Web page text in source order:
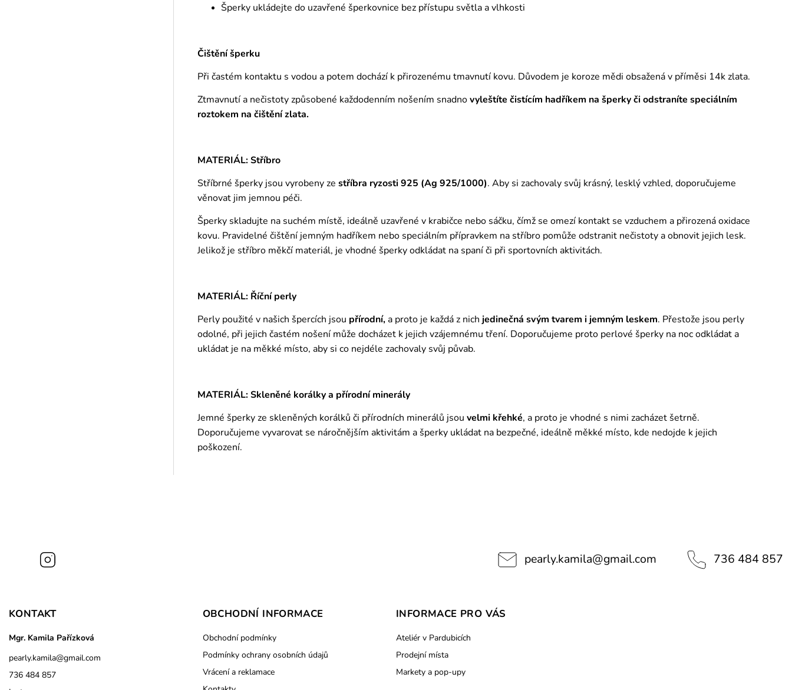
Šperky ukládejte do uzavřené šperkovnice bez přístupu světla a vlhkosti
Čištění šperku
Při častém kontaktu s vodou a potem dochází k přirozenému tmavnutí kovu. Důvodem je koroze mědi obsažená v příměsi 14k zlata.
Ztmavnutí a nečistoty způsobené každodenním nošením snadnovyleštíte čistícím hadříkem na šperky či odstraníte speciálním
roztokem na čištění zlata.
MATERIÁL: Stříbro
Stříbrné šperky jsou vyrobeny ze stříbra ryzosti 925 (Ag 925/1000). Aby si zachovaly svůj krásný, lesklý vzhled, doporučujeme
věnovat jim jemnou péči.
Šperky skladujte na suchém místě, ideálně uzavřené v krabičce nebo sáčku, čímž se omezí kontakt se vzduchem a přirozená oxidace
kovu. Pravidelné čištění jemným hadříkem nebo speciálním přípravkem na stříbro pomůže odstranit nečistoty a obnovit jejich lesk.
Jelikož je stříbro měkčí materiál, je vhodné šperky odkládat na spaní či při sportovních aktivitách.
MATERIÁL: Říční perly
Perly použité v našich špercích jsou přírodní,a proto je každá z nich jedinečná svým tvarem i jemným leskem. Přestože jsou perly
odolné, při jejich častém nošení může docházet k jejich vzájemnému tření. Doporučujeme proto perlové šperky na noc odkládat a
ukládat je na měkké místo, aby si co nejdéle zachovaly svůj půvab.
MATERIÁL: Skleněné korálky a přírodní minerály
Jemné šperky ze skleněných korálků či přírodních minerálů jsou velmi křehké, a proto je vhodné s nimi zacházet šetrně.
Doporučujeme vyvarovat se náročnějším aktivitám a šperky ukládat na bezpečné, ideálně měkké místo, kde nedojde k jejich
poškození.
pearly.kamila@gmail.com 736 484 857
KONTAKT
Mgr. Kamila Pařízková
pearly.kamila@gmail.com
736 484 857
OBCHODNÍ INFORMACE
Obchodní podmínky
Podmínky ochrany osobních údajů
Vrácení a reklamace
INFORMACE PRO VÁS
Ateliér v Pardubicích
Prodejní místa
Markety a pop-upy